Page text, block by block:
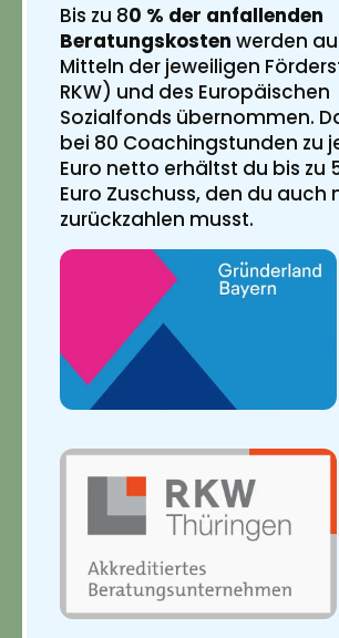
Bis zu 80 % der anfallenden
Beratungskosten werden
Mitteln der jeweiligen
RKW) und des Europäischen
Sozialfonds übernommen.
bei 80 Coachingstunden zu
Euro netto erhältst du bis zu
Euro Zuschuss, den du auch
zurückzahlen musst.